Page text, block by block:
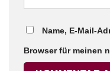
Name, E-Mail-
Browser für meinen